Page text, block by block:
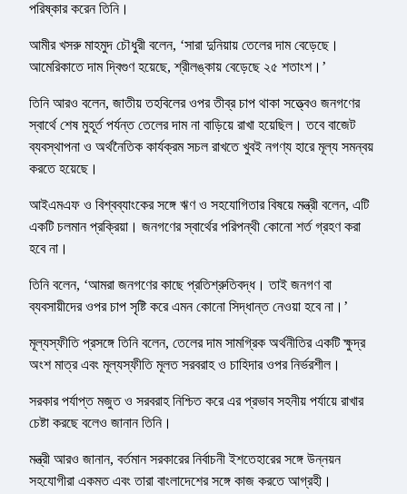
পরিষ্কার করেন তিনি।
আমীর খসরু মাহমুদ চৌধুরী বলেন, ‘সারা দুনিয়ায় তেলের দাম বেড়েছে।
আমেরিকাতে দাম দ্বিগুণ হয়েছে, শ্রীলঙ্কায় বেড়েছে ২৫ শতাংশ।’
তিনি আরও বলেন, জাতীয় তহবিলের ওপর তীব্র চাপ থাকা সত্ত্বেও জনগণের
স্বার্থে শেষ মুহূর্ত পর্যন্ত তেলের দাম না বাড়িয়ে রাখা হয়েছিল। তবে বাজেট
ব্যবস্থাপনা ও অর্থনৈতিক কার্যক্রম সচল রাখতে খুবই নগণ্য হারে মূল্য সমন্বয়
করতে হয়েছে।
আইএমএফ ও বিশ্বব্যাংকের সঙ্গে ঋণ ও সহযোগিতার বিষয়ে মন্ত্রী বলেন, এটি
একটি চলমান প্রক্রিয়া। জনগণের স্বার্থের পরিপন্থী কোনো শর্ত গ্রহণ করা
হবে না।
তিনি বলেন, ‘আমরা জনগণের কাছে প্রতিশ্রুতিবদ্ধ। তাই জনগণ বা
ব্যবসায়ীদের ওপর চাপ সৃষ্টি করে এমন কোনো সিদ্ধান্ত নেওয়া হবে না।’
মূল্যস্ফীতি প্রসঙ্গে তিনি বলেন, তেলের দাম সামগ্রিক অর্থনীতির একটি ক্ষুদ্র
অংশ মাত্র এবং মূল্যস্ফীতি মূলত সরবরাহ ও চাহিদার ওপর নির্ভরশীল।
সরকার পর্যাপ্ত মজুত ও সরবরাহ নিশ্চিত করে এর প্রভাব সহনীয় পর্যায়ে রাখার
চেষ্টা করছে বলেও জানান তিনি।
মন্ত্রী আরও জানান, বর্তমান সরকারের নির্বাচনী ইশতেহারের সঙ্গে উন্নয়ন
সহযোগীরা একমত এবং তারা বাংলাদেশের সঙ্গে কাজ করতে আগ্রহী।